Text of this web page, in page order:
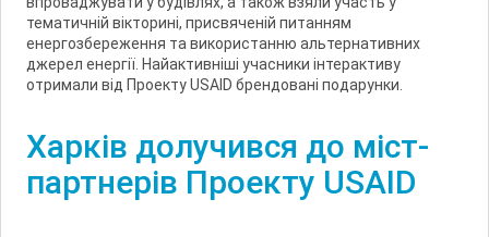
тематичній вікторині, присвяченій питанням
енергозбереження та використанню альтернативних
джерел енергії. Найактивніші учасники інтерактиву
отримали від Проекту USAID брендовані подарунки.
Харків долучився до міст-
партнерів Проекту USAID